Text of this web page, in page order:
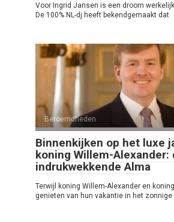
Voor Ingrid Jansen is een droom
De 100% NL-dj heeft bekendgemaakt dat
Beroemdheden
Binnenkijken op het luxe
koning Willem-Alexander:
indrukwekkende Alma
Terwijl koning Willem-Alexander en
genieten van hun vakantie in het zonnige